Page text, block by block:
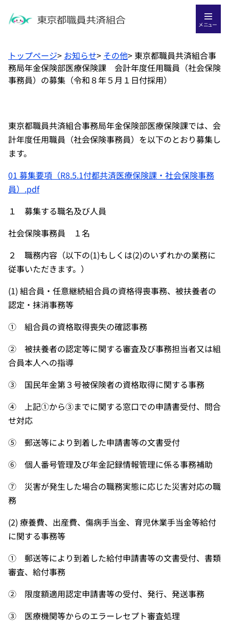
メニュー
トップページ> お知らせ> その他> 東京都職員共済組合事
務局年金保険部医療保険課 会計年度任用職員（社会保険
事務員）の募集（令和８年５月１日付採用）
東京都職員共済組合事務局年金保険部医療保険課では、会
計年度任用職員（社会保険事務員）を以下のとおり募集し
ます。
01 募集要項（R8.5.1付都共済医療保険課・社会保険事務
員）.pdf
１ 募集する職名及び人員
社会保険事務員 １名
２ 職務内容（以下の(1)もしくは(2)のいずれかの業務に
従事いただきます。）
(1) 組合員・任意継続組合員の資格得喪事務、被扶養者の
認定・抹消事務等
① 組合員の資格取得喪失の確認事務
② 被扶養者の認定等に関する審査及び事務担当者又は組
合員本人への指導
③ 国民年金第３号被保険者の資格取得に関する事務
④ 上記①から③までに関する窓口での申請書受付、問合
せ対応
⑤ 郵送等により到着した申請書等の文書受付
⑥ 個人番号管理及び年金記録情報管理に係る事務補助
⑦ 災害が発生した場合の職務実態に応じた災害対応の職
務
(2) 療養費、出産費、傷病手当金、育児休業手当金等給付
に関する事務等
① 郵送等により到着した給付申請書等の文書受付、書類
審査、給付事務
② 限度額適用認定申請書等の受付、発行、発送事務
③ 医療機関等からのエラーレセプト審査処理